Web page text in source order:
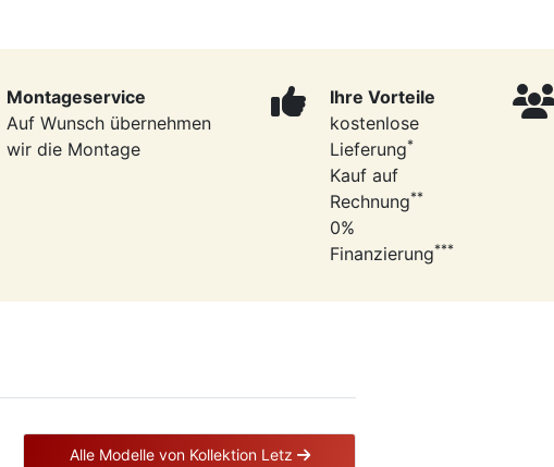
Montageservice
Auf Wunsch übernehmen
wir die Montage
Ihre Vorteile
kostenlose
Lieferung*
Kauf auf
Rechnung**
0%
Finanzierung***
Alle Modelle von Kollektion Letz